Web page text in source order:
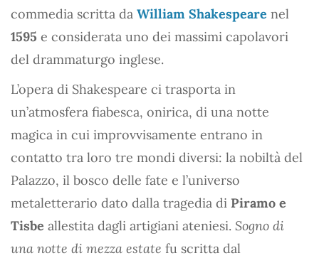
commedia scritta da William Shakespeare nel
1595 e considerata uno dei massimi capolavori
del drammaturgo inglese.
L’opera di Shakespeare ci trasporta in
un’atmosfera fiabesca, onirica, di una notte
magica in cui improvvisamente entrano in
contatto tra loro tre mondi diversi: la nobiltà del
Palazzo, il bosco delle fate e l’universo
metaletterario dato dalla tragedia di Piramo e
Tisbe allestita dagli artigiani ateniesi. Sogno di
una notte di mezza estate fu scritta dal